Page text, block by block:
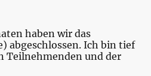
haben wir das
abgeschlossen. Ich bin tief
Teilnehmenden und der